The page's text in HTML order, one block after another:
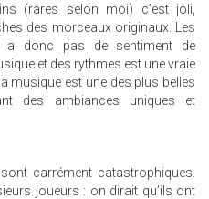
(rares selon moi) c’est joli,
des morceaux originaux. Les
a donc pas de sentiment de
et des rythmes est une vraie
musique est une des plus belles
des ambiances uniques et
carrément catastrophiques.
joueurs : on dirait qu’ils ont